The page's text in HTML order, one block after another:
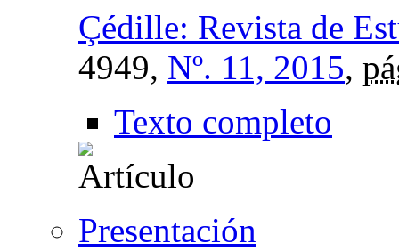
Çédille: Revista de
4949, Nº. 11, 2015,
Texto completo
Presentación